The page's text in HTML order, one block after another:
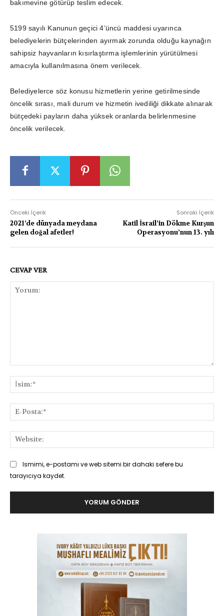
bakımevine götürüp teslim edecek.
5199 sayılı Kanunun geçici 4’üncü maddesi uyarınca
belediyelerin bütçelerinden ayırmak zorunda olduğu kaynağın
sahipsiz hayvanların kısırlaştırma işlemlerinin yürütülmesi
amacıyla kullanılmasına önem verilecek.
Belediyelerce söz konusu hizmetlerin yerine getirilmesinde
öncelik sırası, mali durum ve hizmetin ivediliği dikkate alınarak
bütçedeki payların daha yüksek oranlarda belirlenmesine
öncelik verilecek.
Önceki İçerik
2021’de dünyada meydana
gelen doğal afetler!
Sonraki İçerik
Katil İsrail’in Dökme Kurşun
Operasyonu’nun 13. yılı
CEVAP VER
Ismimi, e-postamı ve web sitemi bir dahaki sefere bu
tarayıcıya kaydet.